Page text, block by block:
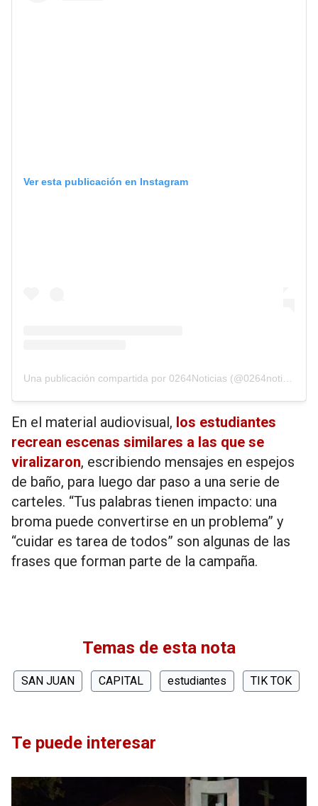
Ver esta publicación en Instagram
En el material audiovisual, los estudiantes
recrean escenas similares a las que se
viralizaron, escribiendo mensajes en espejos
de baño, para luego dar paso a una serie de
carteles. “Tus palabras tienen impacto: una
broma puede convertirse en un problema” y
“cuidar es tarea de todos” son algunas de las
frases que forman parte de la campaña.
Temas de esta nota
SAN JUAN CAPITAL estudiantes TIK TOK
Te puede interesar